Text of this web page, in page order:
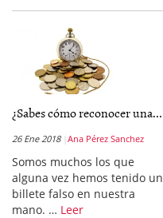
¿Sabes cómo reconocer una...
26 Ene 2018 Ana Pérez Sanchez
Somos muchos los que
alguna vez hemos tenido un
billete falso en nuestra
mano. … Leer